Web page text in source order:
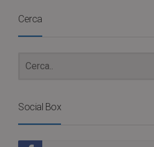
Cerca
Social Box